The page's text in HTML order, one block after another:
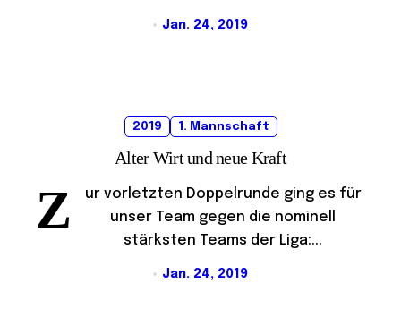
Jan. 24, 2019
2019 1. Mannschaft
Alter Wirt und neue Kraft
Z
ur vorletzten Doppelrunde ging es für
unser Team gegen die nominell
stärksten Teams der Liga:...
Jan. 24, 2019